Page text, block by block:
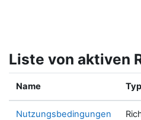
Liste von aktiven
Name Typ
Nutzungsbedingungen